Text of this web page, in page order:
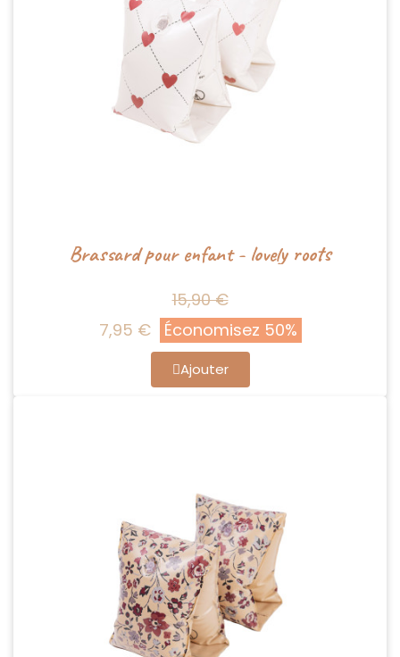
Brassard pour enfant - lovely roots
15,90 €
7,95 €
Économisez 50%
Ajouter